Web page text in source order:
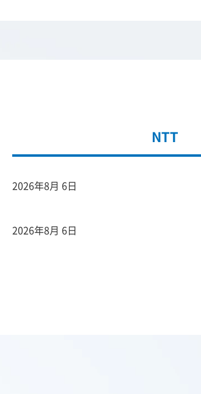
NTT
2026年8月 6日
2026年8月 6日